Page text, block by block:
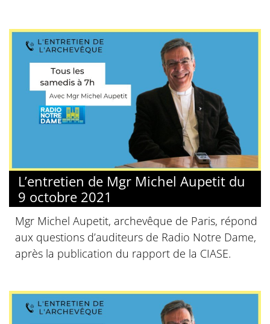
L’entretien de Mgr Michel Aupetit du
9 octobre 2021
Mgr Michel Aupetit, archevêque de Paris, répond
aux questions d’auditeurs de Radio Notre Dame,
après la publication du rapport de la CIASE.